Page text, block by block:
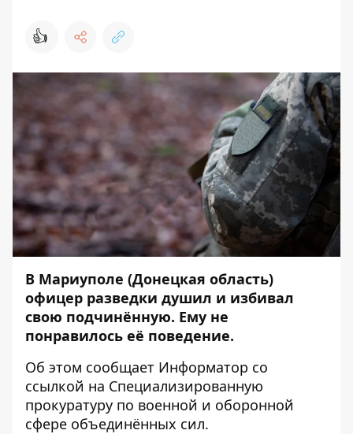
👍
В Мариуполе (Донецкая область)
офицер разведки душил и избивал
свою подчинённую. Ему не
понравилось её поведение.
Об этом сообщает Информатор со
ссылкой на Специализированную
прокуратуру по военной и оборонной
сфере объединённых сил.